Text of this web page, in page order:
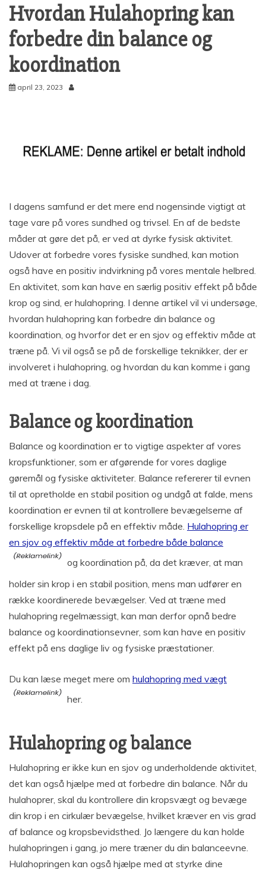
Hvordan Hulahopring kan
forbedre din balance og
koordination
april 23, 2023
I dagens samfund er det mere end nogensinde vigtigt at
tage vare på vores sundhed og trivsel. En af de bedste
måder at gøre det på, er ved at dyrke fysisk aktivitet.
Udover at forbedre vores fysiske sundhed, kan motion
også have en positiv indvirkning på vores mentale helbred.
En aktivitet, som kan have en særlig positiv effekt på både
krop og sind, er hulahopring. I denne artikel vil vi undersøge,
hvordan hulahopring kan forbedre din balance og
koordination, og hvorfor det er en sjov og effektiv måde at
træne på. Vi vil også se på de forskellige teknikker, der er
involveret i hulahopring, og hvordan du kan komme i gang
med at træne i dag.
Balance og koordination
Balance og koordination er to vigtige aspekter af vores
kropsfunktioner, som er afgørende for vores daglige
gøremål og fysiske aktiviteter. Balance refererer til evnen
til at opretholde en stabil position og undgå at falde, mens
koordination er evnen til at kontrollere bevægelserne af
forskellige kropsdele på en effektiv måde. Hulahopring er
en sjov og effektiv måde at forbedre både balance
og koordination på, da det kræver, at man
holder sin krop i en stabil position, mens man udfører en
række koordinerede bevægelser. Ved at træne med
hulahopring regelmæssigt, kan man derfor opnå bedre
balance og koordinationsevner, som kan have en positiv
effekt på ens daglige liv og fysiske præstationer.
Du kan læse meget mere om hulahopring med vægt
her.
Hulahopring og balance
Hulahopring er ikke kun en sjov og underholdende aktivitet,
det kan også hjælpe med at forbedre din balance. Når du
hulahoprer, skal du kontrollere din kropsvægt og bevæge
din krop i en cirkulær bevægelse, hvilket kræver en vis grad
af balance og kropsbevidsthed. Jo længere du kan holde
hulahopringen i gang, jo mere træner du din balanceevne.
Hulahopringen kan også hjælpe med at styrke dine